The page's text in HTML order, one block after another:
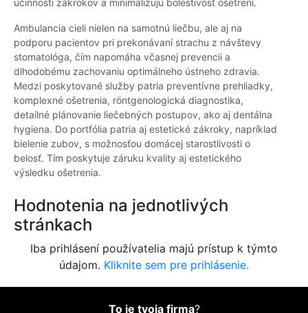
účinnosti zákrokov a minimalizujú bolestivosť ošetrení.
Ambulancia cieli nielen na samotnú liečbu, ale aj na
podporu pacientov pri prekonávaní strachu z návštevy
stomatológa, čím napomáha včasnej prevencii a
dlhodobému zachovaniu optimálneho ústneho zdravia.
Medzi poskytované služby patria preventívne prehliadky,
komplexné ošetrenia, röntgenologická diagnostika,
detailné plánovanie liečebných postupov, ako aj dentálna
hygiena. Do portfólia patria aj estetické zákroky, napríklad
bielenie zubov, s možnosťou domácej starostlivosti o
belosť. Tím poskytuje záruku kvality aj estetického
výsledku ošetrenia.
Hodnotenia na jednotlivých
stránkach
Iba prihlásení používatelia majú prístup k týmto
údajom. Kliknite sem pre prihlásenie.
To je tvoja firma?